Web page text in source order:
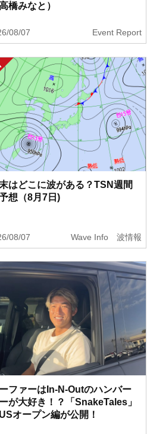
高橋みなと）
08/07 Event Report
はどこに波がある？TSN週間
想（8月7日)
08/07 Wave Info 波情報
ファーはIn-N-Outのハンバー
が大好き！？「SnakeTales」
オープン編が公開！